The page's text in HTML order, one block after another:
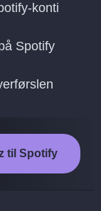
konti
Spotify
til Spotify